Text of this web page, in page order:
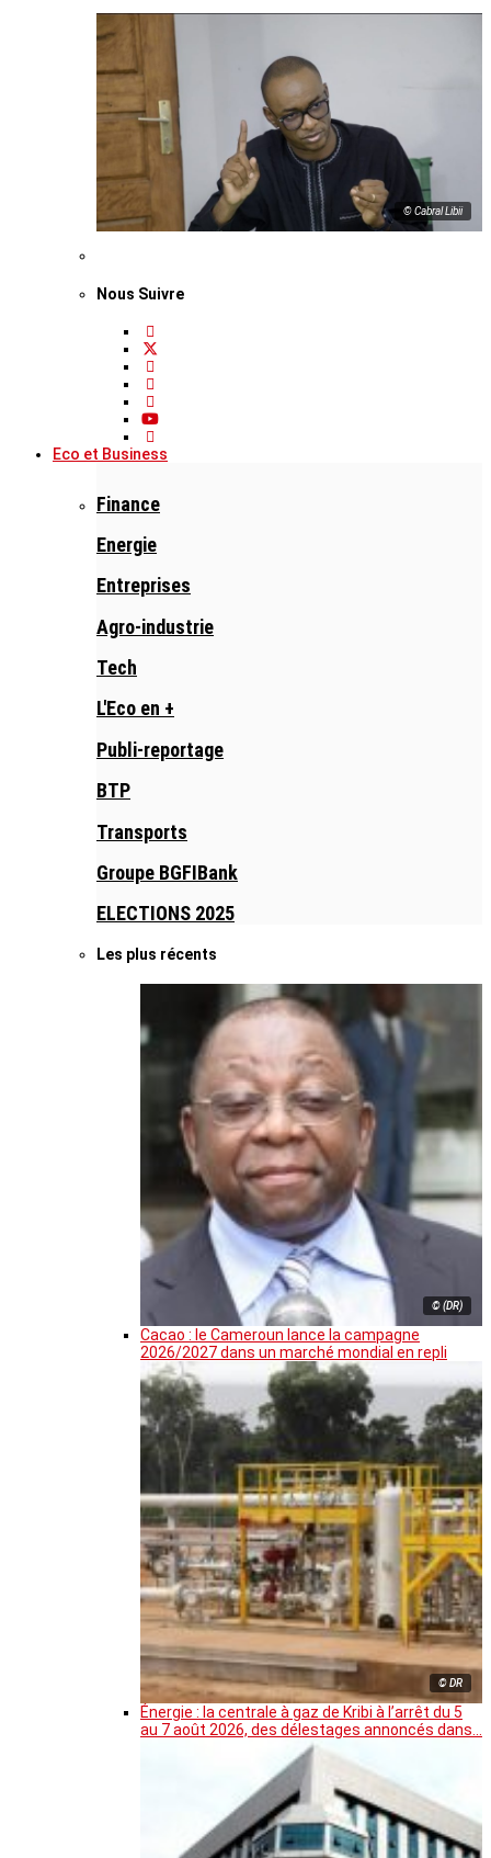
© Cabral Libii
Nous Suivre
Eco et Business
Finance
Energie
Entreprises
Agro-industrie
Tech
L'Eco en +
Publi-reportage
BTP
Transports
Groupe BGFIBank
ELECTIONS 2025
Les plus récents
© (DR)
Cacao : le Cameroun lance la campagne
2026/2027 dans un marché mondial en repli
© DR
Énergie : la centrale à gaz de Kribi à l’arrêt du 5
au 7 août 2026, des délestages annoncés dans…